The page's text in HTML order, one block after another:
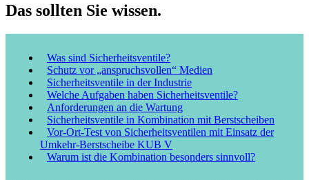
Das sollten Sie wissen.
Was sind Sicherheitsventile?
Schutz vor „anspruchsvollen“ Medien
Sicherheitsventile in der Industrie
Welche Aufgaben haben Sicherheitsventile?
Anforderungen an die Wartung
Sicherheitsventile in Kombination mit Berstscheiben
Vor-Ort-Test von Sicherheitsventilen mit Einsatz der
Umkehr-Berstscheibe KUB V
Warum ist die Kombination besonders sinnvoll?